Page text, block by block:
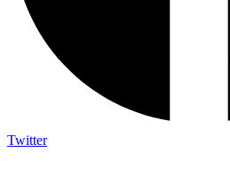
Twitter